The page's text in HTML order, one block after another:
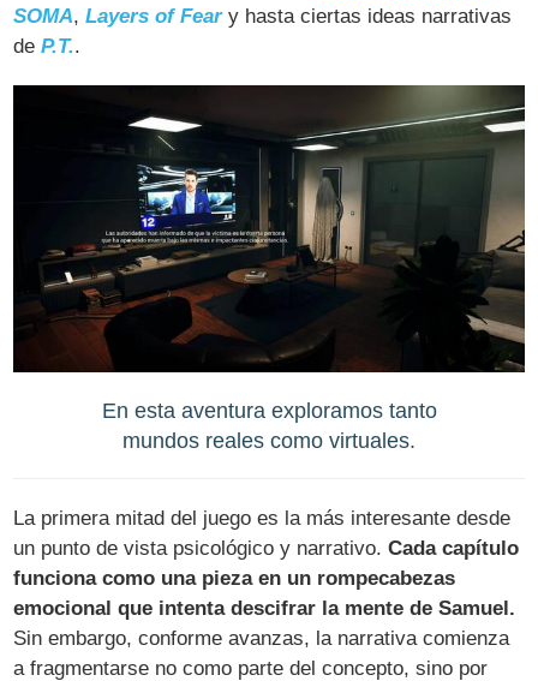
SOMA,Layers of Feary hasta ciertas ideas narrativas
deP.T..
En esta aventura exploramos tanto
mundos reales como virtuales.
La primera mitad del juego es la más interesante desde
un punto de vista psicológico y narrativo.Cada capítulo
funciona como una pieza en un rompecabezas
emocional que intenta descifrar la mente de Samuel.
Sin embargo, conforme avanzas, la narrativa comienza
a fragmentarse no como parte del concepto, sino por